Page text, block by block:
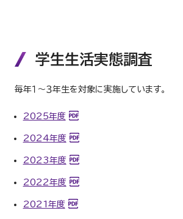
学生生活実態調査
毎年１～３年生を対象に実施しています。
2025年度
2024年度
2023年度
2022年度
2021年度